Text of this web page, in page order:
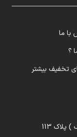
با ما
؟
تخفیف بیشتر
113